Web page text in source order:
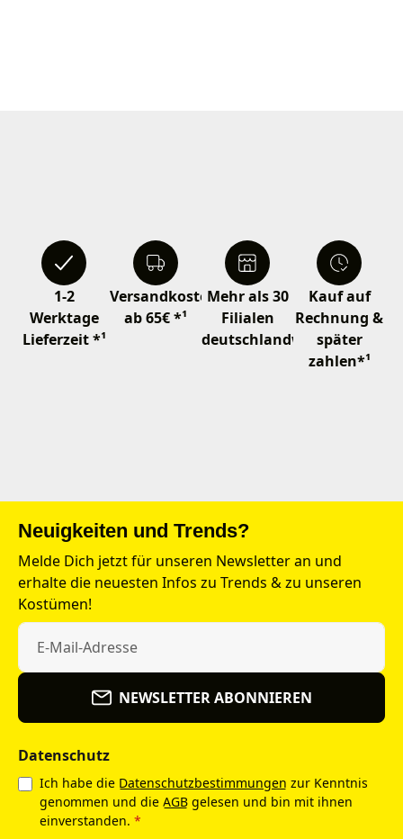
1-2
Werktage
Lieferzeit *¹
Versandkostenfrei
ab 65€ *¹
Mehr als 30
Filialen
deutschlandweit
Kauf auf
Rechnung &
später
zahlen*¹
Neuigkeiten und Trends?
Melde Dich jetzt für unseren Newsletter an und
erhalte die neuesten Infos zu Trends & zu unseren
Kostümen!
NEWSLETTER ABONNIEREN
Datenschutz
Ich habe die Datenschutzbestimmungen zur Kenntnis
genommen und die AGB gelesen und bin mit ihnen
einverstanden. *